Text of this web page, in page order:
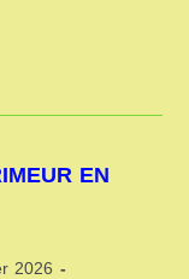
EN
2026